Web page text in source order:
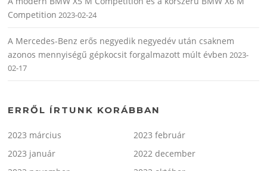
Competition 2023-02-24
A Mercedes-Benz erős negyedik negyedév után csaknem
azonos mennyiségű gépkocsit forgalmazott múlt évben 2023-
02-17
ERRŐL ÍRTUNK KORÁBBAN
2023 március
2023 február
2023 január
2022 december